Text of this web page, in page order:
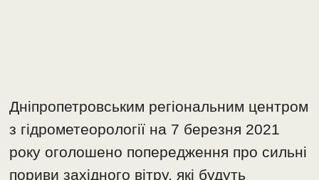
Дніпропетровським регіональним центром
з гідрометеорології на 7 березня 2021
року оголошено попередження про сильні
пориви західного вітру, які будуть